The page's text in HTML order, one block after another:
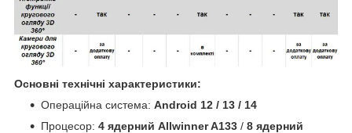
Основні технічні характеристики:
Операційна система: Android 12 / 13 / 14
Процесор: 4 ядерний Allwinner A133 / 8 ядерний